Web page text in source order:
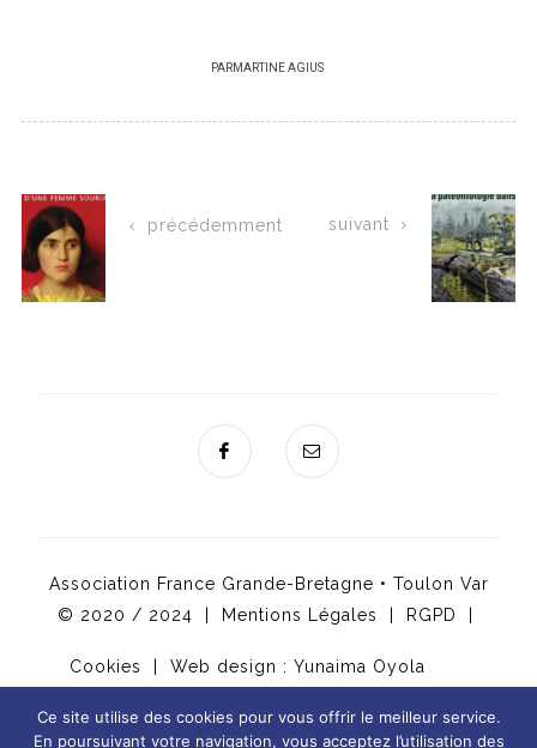
PARMARTINE AGIUS
précédemment suivant
Association France Grande-Bretagne • Toulon Var
© 2020 / 2024 |
Mentions Légales RGPD
Cookies | Web design : Yunaima Oyola
Ce site utilise des cookies pour vous offrir le meilleur service.
En poursuivant votre navigation, vous acceptez l’utilisation des